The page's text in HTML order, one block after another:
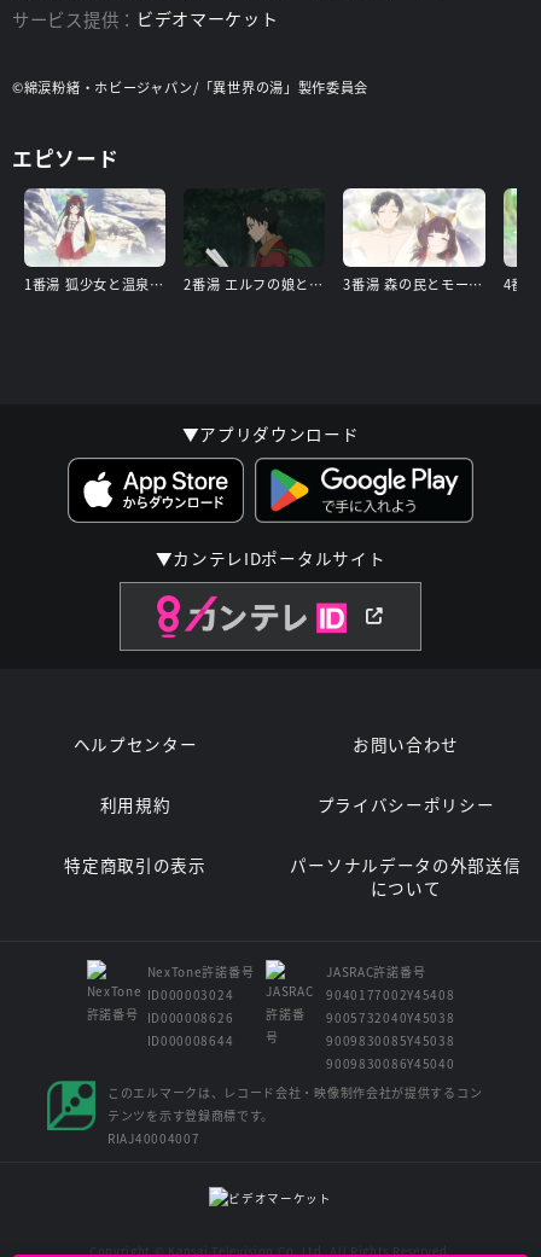
サービス提供： ビデオマーケット
©綿涙粉緒・ホビージャパン/「異世界の湯」製作委員会
エピソード
1番湯 狐少女と温泉の作法 2番湯 エルフの娘と作法違反 3番湯 森の民とモール泉
▼アプリダウンロード
▼カンテレIDポータルサイト
ヘルプセンター お問い合わせ
利用規約 プライバシーポリシー
特定商取引の表示
パーソナルデータの外部送信
について
NexTone許諾番号
ID000003024
ID000008626
ID000008644
JASRAC許諾番号
9040177002Y45408
9005732040Y45038
9009830085Y45038
9009830086Y45040
このエルマークは、レコード会社・映像制作会社が提供するコン
テンツを示す登録商標です。
RIAJ40004007
Copyright © Kansai Television Co. Ltd. All Rights Reserved.